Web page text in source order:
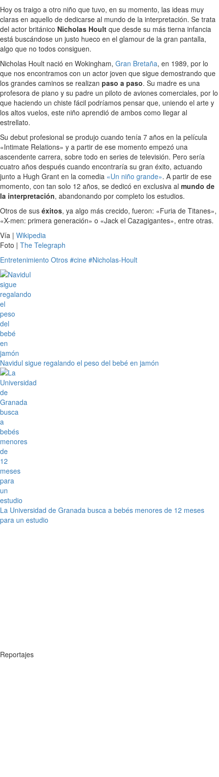
Hoy os traigo a otro niño que tuvo, en su momento, las ideas muy
claras en aquello de dedicarse al mundo de la interpretación. Se trata
del actor británico Nicholas Hoult que desde su más tierna infancia
está buscándose un justo hueco en el glamour de la gran pantalla,
algo que no todos consiguen.
Nicholas Hoult nació en Wokingham, Gran Bretaña, en 1989, por lo
que nos encontramos con un actor joven que sigue demostrando que
los grandes caminos se realizan paso a paso. Su madre es una
profesora de piano y su padre un piloto de aviones comerciales, por lo
que haciendo un chiste fácil podríamos pensar que, uniendo el arte y
los altos vuelos, este niño aprendió de ambos como llegar al
estrellato.
Su debut profesional se produjo cuando tenía 7 años en la película
«Intimate Relations» y a partir de ese momento empezó una
ascendente carrera, sobre todo en series de televisión. Pero sería
cuatro años después cuando encontraría su gran éxito, actuando
junto a Hugh Grant en la comedia «Un niño grande». A partir de ese
momento, con tan solo 12 años, se dedicó en exclusiva al mundo de
la interpretación, abandonando por completo los estudios.
Otros de sus éxitos, ya algo más crecido, fueron: «Furia de Titanes»,
«X-men: primera generación» o «Jack el Cazagigantes», entre otras.
Vía | Wikipedia
Foto | The Telegraph
Entretenimiento Otros #cine #Nicholas-Hoult
Navidul sigue regalando el peso del bebé en jamón
La Universidad de Granada busca a bebés menores de 12 meses
para un estudio
Reportajes